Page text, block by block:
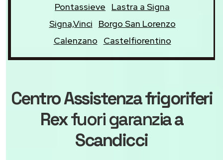
Pontassieve
Lastra a Signa
Signa,Vinci
Borgo San Lorenzo
Calenzano
Castelfiorentino
Centro Assistenza frigoriferi
Rexfuori garanziaa
Scandicci